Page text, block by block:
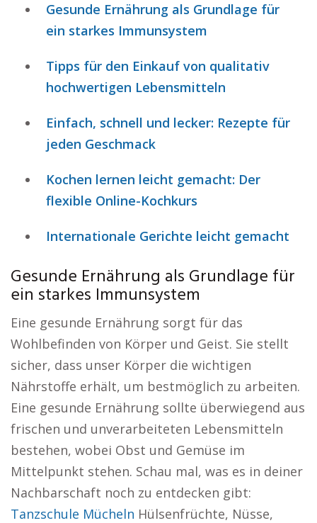
Gesunde Ernährung als Grundlage für
ein starkes Immunsystem
Tipps für den Einkauf von qualitativ
hochwertigen Lebensmitteln
Einfach, schnell und lecker: Rezepte für
jeden Geschmack
Kochen lernen leicht gemacht: Der
flexible Online-Kochkurs
Internationale Gerichte leicht gemacht
Gesunde Ernährung als Grundlage für
ein starkes Immunsystem
Eine gesunde Ernährung sorgt für das
Wohlbefinden von Körper und Geist. Sie stellt
sicher, dass unser Körper die wichtigen
Nährstoffe erhält, um bestmöglich zu arbeiten.
Eine gesunde Ernährung sollte überwiegend aus
frischen und unverarbeiteten Lebensmitteln
bestehen, wobei Obst und Gemüse im
Mittelpunkt stehen. Schau mal, was es in deiner
Nachbarschaft noch zu entdecken gibt:
Tanzschule Mücheln Hülsenfrüchte, Nüsse,